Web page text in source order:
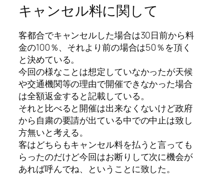
キャンセル料に関して
客都合でキャンセルした場合は30日前から料
金の100％、それより前の場合は50％を頂く
と決めている。
今回の様なことは想定していなかったが天候
や交通機関等の理由で開催できなかった場合
は全額返金すると記載している。
それと比べると開催は出来なくないけど政府
から自粛の要請が出ている中での中止は致し
方無いと考える。
客はどちらもキャンセル料を払うと言っても
らったのだけど今回はお断りして次に機会が
あれば呼んでね、ということに致した。